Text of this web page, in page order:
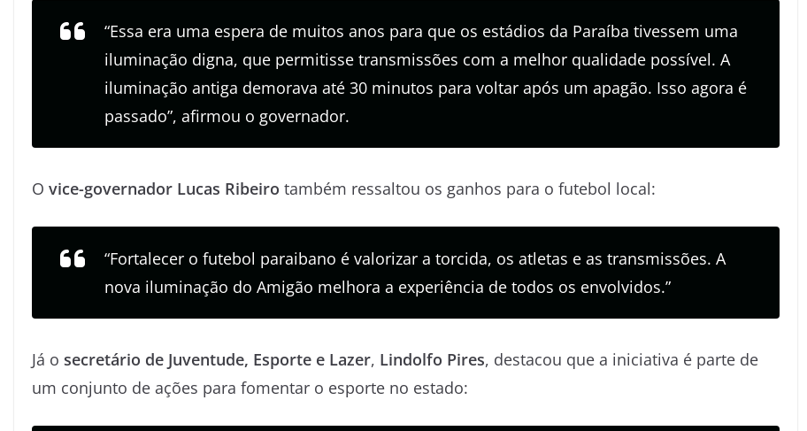
“Essa era uma espera de muitos anos para que os estádios da Paraíba tivessem uma
iluminação digna, que permitisse transmissões com a melhor qualidade possível. A
iluminação antiga demorava até 30 minutos para voltar após um apagão. Isso agora é
passado”, afirmou o governador.
O vice-governador Lucas Ribeiro também ressaltou os ganhos para o futebol local:
“Fortalecer o futebol paraibano é valorizar a torcida, os atletas e as transmissões. A
nova iluminação do Amigão melhora a experiência de todos os envolvidos.”
Já o secretário de Juventude, Esporte e Lazer, Lindolfo Pires, destacou que a iniciativa é parte de
um conjunto de ações para fomentar o esporte no estado: